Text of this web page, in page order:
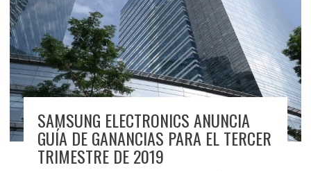
SAMSUNG ELECTRONICS ANUNCIA
GUÍA DE GANANCIAS PARA EL TERCER
TRIMESTRE DE 2019